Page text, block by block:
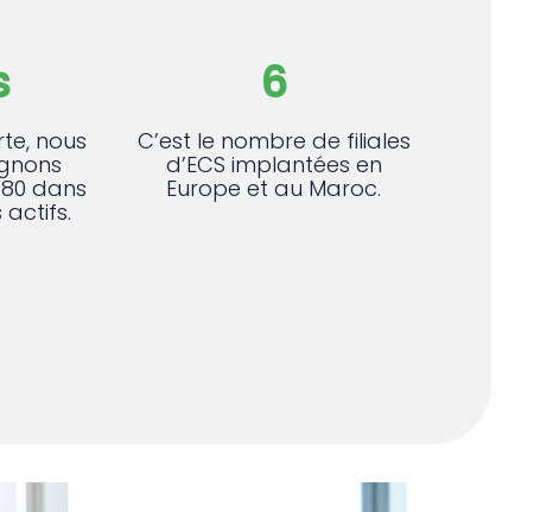
nous
dans
actifs.
6
C’est le nombre de filiales
d’ECS implantées en
Europe et au Maroc.